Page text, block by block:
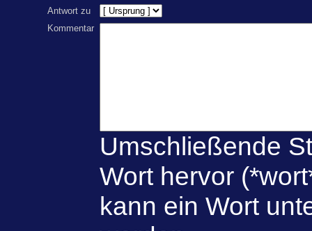
Antwort zu
Kommentar
Umschließende
Wort hervor
kann ein Wort